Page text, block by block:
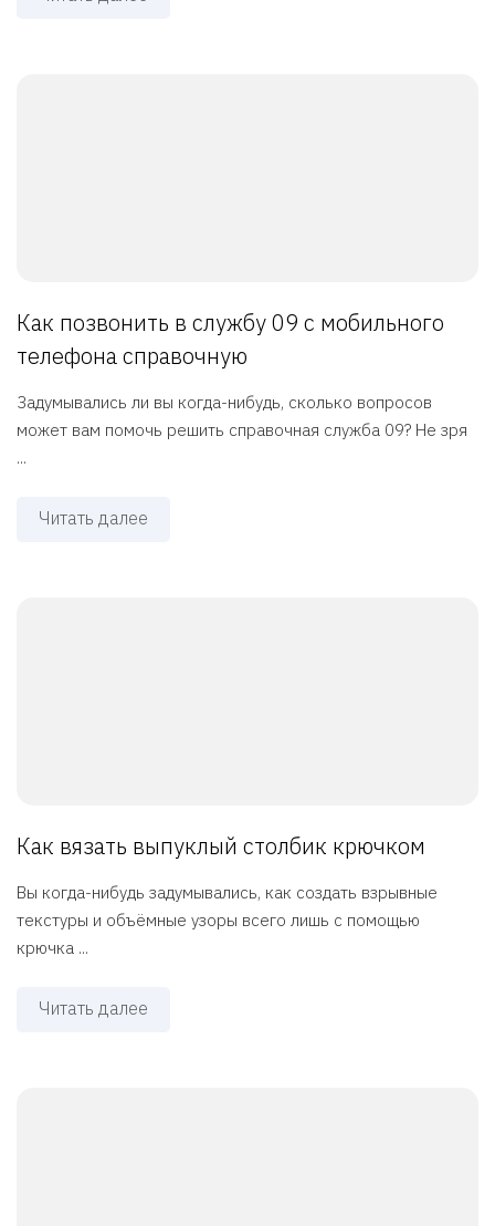
Как позвонить в службу 09 с мобильного
телефона справочную
Задумывались ли вы когда-нибудь, сколько вопросов
может вам помочь решить справочная служба 09? Не зря
...
Читать далее
Как вязать выпуклый столбик крючком
Вы когда-нибудь задумывались, как создать взрывные
текстуры и объёмные узоры всего лишь с помощью
крючка ...
Читать далее